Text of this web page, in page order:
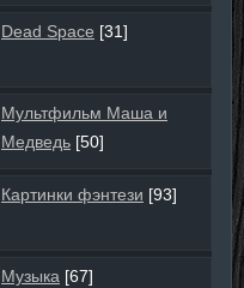
Dead Space [31]
Мультфильм Маша и
Медведь [50]
Картинки фэнтези [93]
Музыка [67]